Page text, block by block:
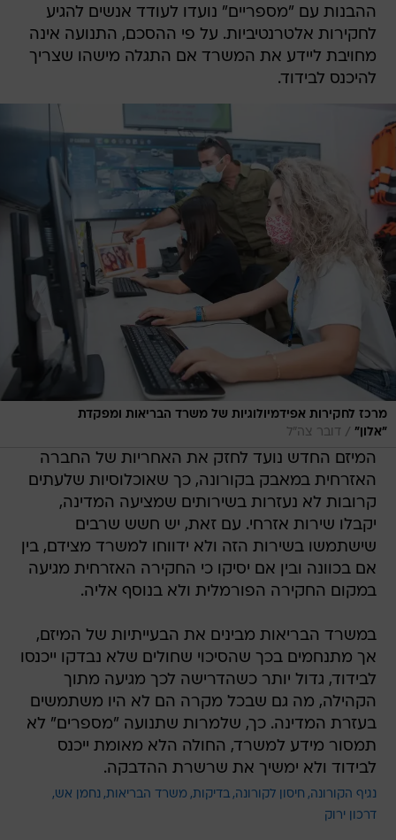
ההבנות עם "מספריים" נועדו לעודד אנשים להגיע
לחקירות אלטרנטיביות. על פי ההסכם, התנועה אינה
מחויבת ליידע את המשרד אם התגלה מישהו שצריך
להיכנס לבידוד.
מרכז לחקירות אפידמיולוגיות של משרד הבריאות ומפקדת
"אלון" / דובר צה"ל
המיזם החדש נועד לחזק את האחריות של החברה
האזרחית במאבק בקורונה, כך שאוכלוסיות שלעתים
קרובות לא נעזרות בשירותים שמציעה המדינה,
יקבלו שירות אזרחי. עם זאת, יש חשש שרבים
שישתמשו בשירות הזה ולא ידווחו למשרד מצידם, בין
אם בכוונה ובין אם יסיקו כי החקירה האזרחית מגיעה
במקום החקירה הפורמלית ולא בנוסף אליה.
במשרד הבריאות מבינים את הבעייתיות של המיזם,
אך מתנחמים בכך שהסיכוי שחולים שלא נבדקו ייכנסו
לבידוד, גדול יותר כשהדרישה לכך מגיעה מתוך
הקהילה, מה גם שבכל מקרה הם לא היו משתמשים
בעזרת המדינה. כך, שלמרות שתנועה "מספרים" לא
תמסור מידע למשרד, החולה הלא מאומת ייכנס
לבידוד ולא ימשיך את שרשרת ההדבקה.
נגיף הקורונה חיסון לקורונה בדיקות משרד הבריאות נחמן אש
דרכון ירוק